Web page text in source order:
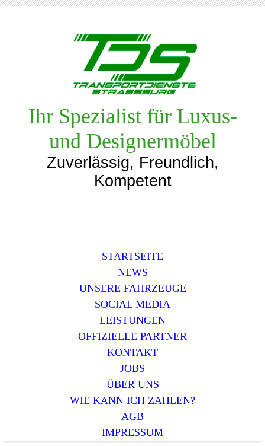
Ihr Spezialist für Luxus-
und Designermöbel
Zuverlässig, Freundlich,
Kompetent
STARTSEITE
NEWS
UNSERE FAHRZEUGE
SOCIAL MEDIA
LEISTUNGEN
OFFIZIELLE PARTNER
KONTAKT
JOBS
ÜBER UNS
WIE KANN ICH ZAHLEN?
AGB
IMPRESSUM